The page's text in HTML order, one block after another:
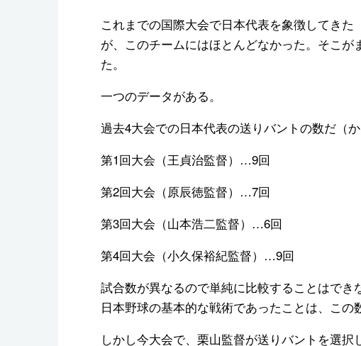
これまでの国際大会で日本代表を象徴してき
が、このチームにはほとんどなかった。そこ
た。
一つのデータがある。
過去4大会での日本代表の送りバントの数だ（
第1回大会（王貞治監督）…9回
第2回大会（原辰徳監督）…7回
第3回大会（山本浩二監督）…6回
第4回大会（小久保裕紀監督）…9回
試合数が異なるので単純に比較することはで
日本野球の基本的な戦術であったことは、この
しかし今大会で、栗山監督が送りバントを選択